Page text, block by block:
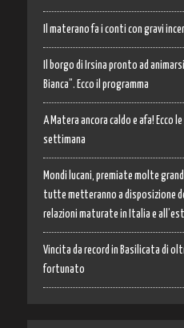
Il materano fa i conti con gravi
Il borgo di Irsina pronto ad
Bianca”. Ecco il programma
A Matera ancora caldo e afa! Ecco
settimana
Mondi lucani, premiate molte
tutte metteranno a disposizione
relazioni maturate in Italia e
Vincita da record in Basilicata di
fortunato